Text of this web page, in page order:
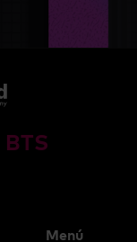
BTS
Menú